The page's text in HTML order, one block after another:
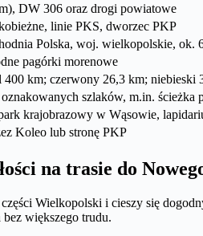
DW 306 oraz drogi powiatowe
linie PKS, dworzec PKP
Polska, woj. wielkopolskie, ok.
pagórki morenowe
400 km; czerwony 26,3 km;
szlaków, m.in. ścieżka
krajobrazowy w Wąsowie,
Koleo lub stronę PKP
na trasie do
Wielkopolski i cieszy się
większego trudu.